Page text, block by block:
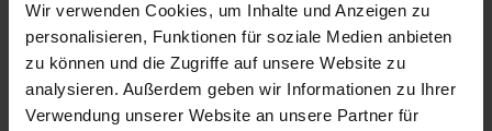
Wir verwenden Cookies, um Inhalte und Anzeigen zu
personalisieren, Funktionen für soziale Medien anbieten
zu können und die Zugriffe auf unsere Website zu
analysieren. Außerdem geben wir Informationen zu Ihrer
Verwendung unserer Website an unsere Partner für